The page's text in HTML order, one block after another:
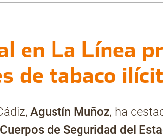
en La Línea
de tabaco
Agustín Muñoz, ha
de Seguridad del